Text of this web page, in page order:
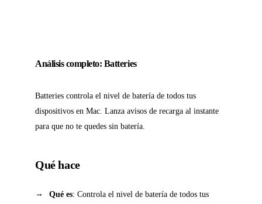
Análisis completo: Batteries
Batteries controla el nivel de batería de todos tus
dispositivos en Mac. Lanza avisos de recarga al instante
para que no te quedes sin batería.
Qué hace
Qué es: Controla el nivel de batería de todos tus